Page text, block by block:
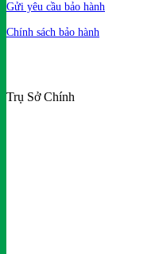
Gửi yêu cầu bảo hành
Chính sách bảo hành
Trụ Sở Chính